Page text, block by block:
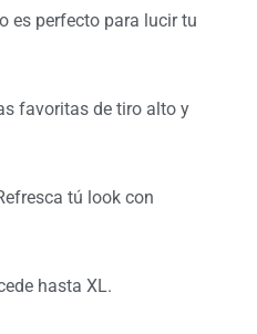
es perfecto para lucir tu
favoritas de tiro alto y
tú look con
hasta XL.